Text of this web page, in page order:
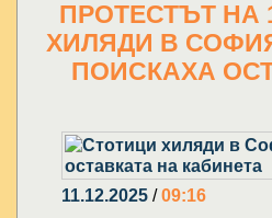
ПРОТЕСТЪТ НА
ХИЛЯДИ В
ПОИСКАХА
11.12.2025 /09:16